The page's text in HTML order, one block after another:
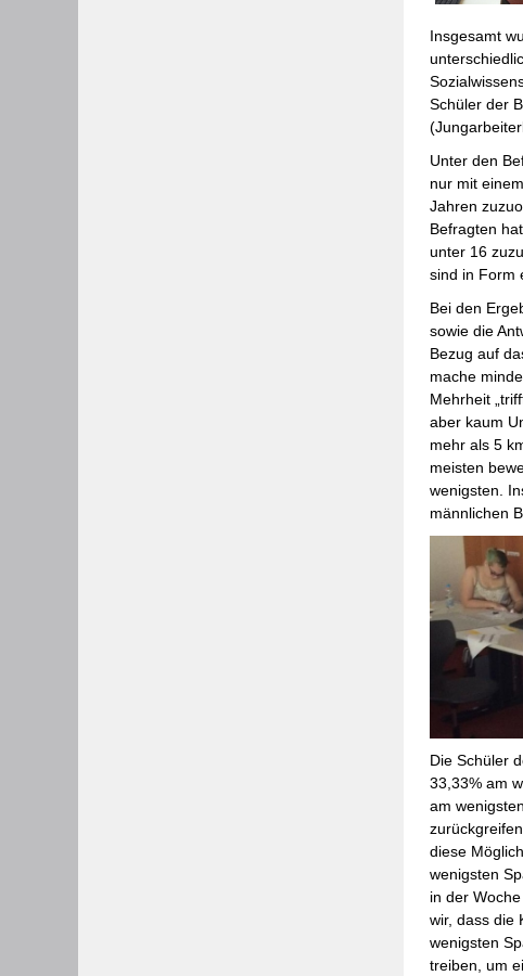
Insgesamt
Schüler der
Unter den
nur mit
Jahren
Befragten
unter 16
sind in Form
Bei den
sowie die
Bezug auf
mache
Mehrheit
aber kaum
mehr als 5
meisten
wenigsten.
männlichen
Die Schüler
33,33% am
am
diese
wenigsten
in der
wir, dass die
wenigsten
treiben, um